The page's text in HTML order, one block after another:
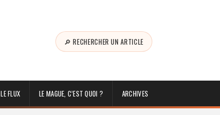
🔎 RECHERCHER UN ARTICLE
LE FLUX LE MAGUE, C’EST QUOI ? ARCHIVES